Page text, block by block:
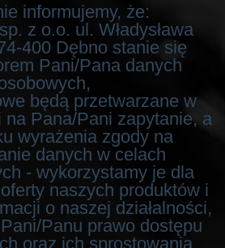
informujemy, że:
z o.o. ul. Władysława
400 Dębno stanie się
Pani/Pana danych
będą przetwarzane w
na Pana/Pani zapytanie, a
wyrażenia zgody na
danych w celach
- wykorzystamy je dla
naszych produktów i
o naszej działalności,
Panu prawo dostępu
oraz ich sprostowania,